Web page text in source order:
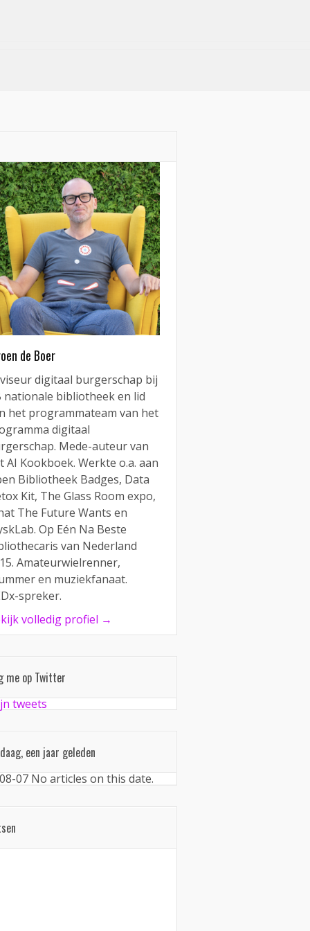
de Boer
digitaal burgerschap bij
nationale bibliotheek en lid
het programmateam van het
digitaal
Mede-auteur van
AI Kookboek. Werkte o.a. aan
Bibliotheek Badges, Data
Kit, The Glass Room expo,
The Future Wants en
Op Eén Na Beste
van Nederland
Amateurwielrenner,
en muziekfanaat.
spreker.
volledig profiel →
me op Twitter
tweets
een jaar geleden
07 No articles on this date.